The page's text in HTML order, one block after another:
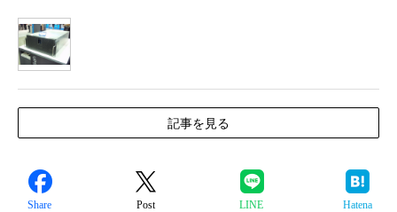
記事を見る
Share Post LINE Hatena